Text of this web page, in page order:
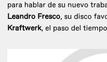
para hablar de su nuevo
Leandro Fresco, su disco
Kraftwerk, el paso del